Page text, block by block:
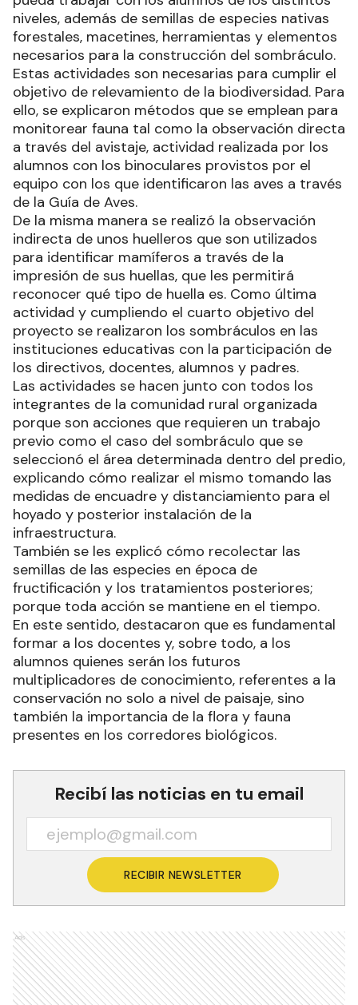
niveles, además de semillas de especies nativas
forestales, macetines, herramientas y elementos
necesarios para la construcción del sombráculo.
Estas actividades son necesarias para cumplir el
objetivo de relevamiento de la biodiversidad. Para
ello, se explicaron métodos que se emplean para
monitorear fauna tal como la observación directa
a través del avistaje, actividad realizada por los
alumnos con los binoculares provistos por el
equipo con los que identificaron las aves a través
de la Guía de Aves.
De la misma manera se realizó la observación
indirecta de unos huelleros que son utilizados
para identificar mamíferos a través de la
impresión de sus huellas, que les permitirá
reconocer qué tipo de huella es. Como última
actividad y cumpliendo el cuarto objetivo del
proyecto se realizaron los sombráculos en las
instituciones educativas con la participación de
los directivos, docentes, alumnos y padres.
Las actividades se hacen junto con todos los
integrantes de la comunidad rural organizada
porque son acciones que requieren un trabajo
previo como el caso del sombráculo que se
seleccionó el área determinada dentro del predio,
explicando cómo realizar el mismo tomando las
medidas de encuadre y distanciamiento para el
hoyado y posterior instalación de la
infraestructura.
También se les explicó cómo recolectar las
semillas de las especies en época de
fructificación y los tratamientos posteriores;
porque toda acción se mantiene en el tiempo.
En este sentido, destacaron que es fundamental
formar a los docentes y, sobre todo, a los
alumnos quienes serán los futuros
multiplicadores de conocimiento, referentes a la
conservación no solo a nivel de paisaje, sino
también la importancia de la flora y fauna
presentes en los corredores biológicos.
Recibí las noticias en tu email
RECIBIR NEWSLETTER
Ads